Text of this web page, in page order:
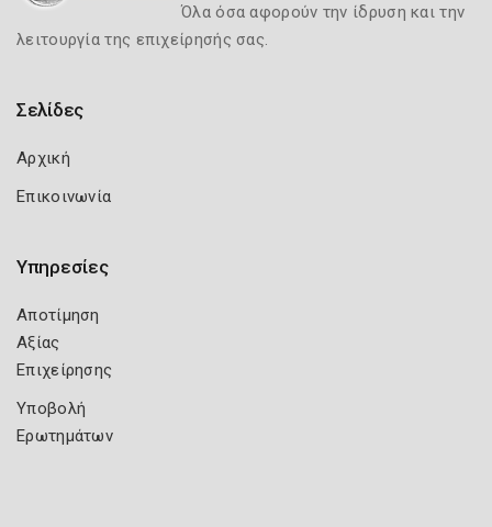
Όλα όσα αφορούν την ίδρυση και την
λειτουργία της επιχείρησής σας.
Σελίδες
Αρχική
Επικοινωνία
Υπηρεσίες
Αποτίμηση
Αξίας
Επιχείρησης
Υποβολή
Ερωτημάτων